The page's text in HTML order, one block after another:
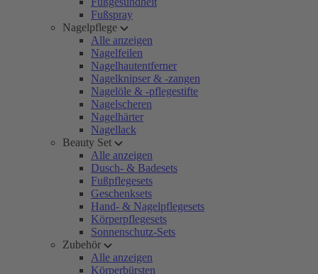
Fußspray
Nagelpflege
Alle anzeigen
Nagelfeilen
Nagelhautentferner
Nagelknipser & -zangen
Nagelöle & -pflegestifte
Nagelscheren
Nagelhärter
Nagellack
Beauty Set
Alle anzeigen
Dusch- & Badesets
Fußpflegesets
Geschenksets
Hand- & Nagelpflegesets
Körperpflegesets
Sonnenschutz-Sets
Zubehör
Alle anzeigen
Körperbürsten